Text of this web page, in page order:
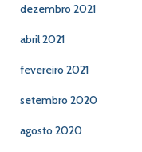
dezembro 2021
abril 2021
fevereiro 2021
setembro 2020
agosto 2020